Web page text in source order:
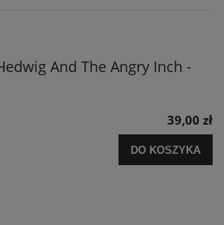
And The Angry Inch -
39,00 zł
DO KOSZYKA